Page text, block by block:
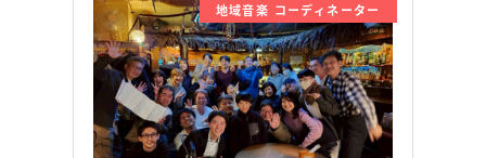
地域音楽 コーディネーター